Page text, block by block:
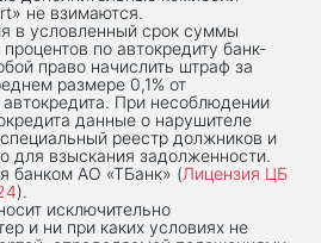
не взимаются.
в условленный срок суммы
по автокредиту банк-
право начислить штраф за
размере 0,1% от
При несоблюдении
данные о нарушителе
реестр должников и
для взыскания задолженности.
банком АО «ТБанк» (Лицензия ЦБ
).
исключительно
и ни при каких условиях не